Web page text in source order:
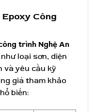
Công
trình Nghệ An
loại sơn, diện
và yêu cầu kỹ
giá tham khảo
biến: